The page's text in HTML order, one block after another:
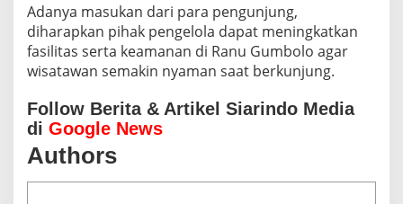
Adanya masukan dari para pengunjung,
diharapkan pihak pengelola dapat meningkatkan
fasilitas serta keamanan di Ranu Gumbolo agar
wisatawan semakin nyaman saat berkunjung.
Follow Berita & Artikel Siarindo Media
di Google News
Authors